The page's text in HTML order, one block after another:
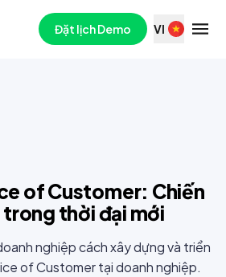
Đặt lịch Demo VI
of Customer: Chiến
thời đại mới
nghiệp cách xây dựng và triển
of Customer tại doanh nghiệp.